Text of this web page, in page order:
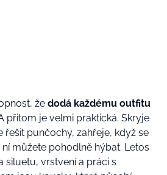
že dodá každému outfitu
přitom je velmi praktická. Skryje
řešit punčochy, zahřeje, když se
můžete pohodlně hýbat. Letos
siluetu, vrstvení a práci s